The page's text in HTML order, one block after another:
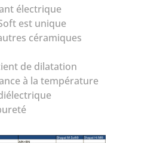
électrique
est unique
céramiques
de dilatation
à la température